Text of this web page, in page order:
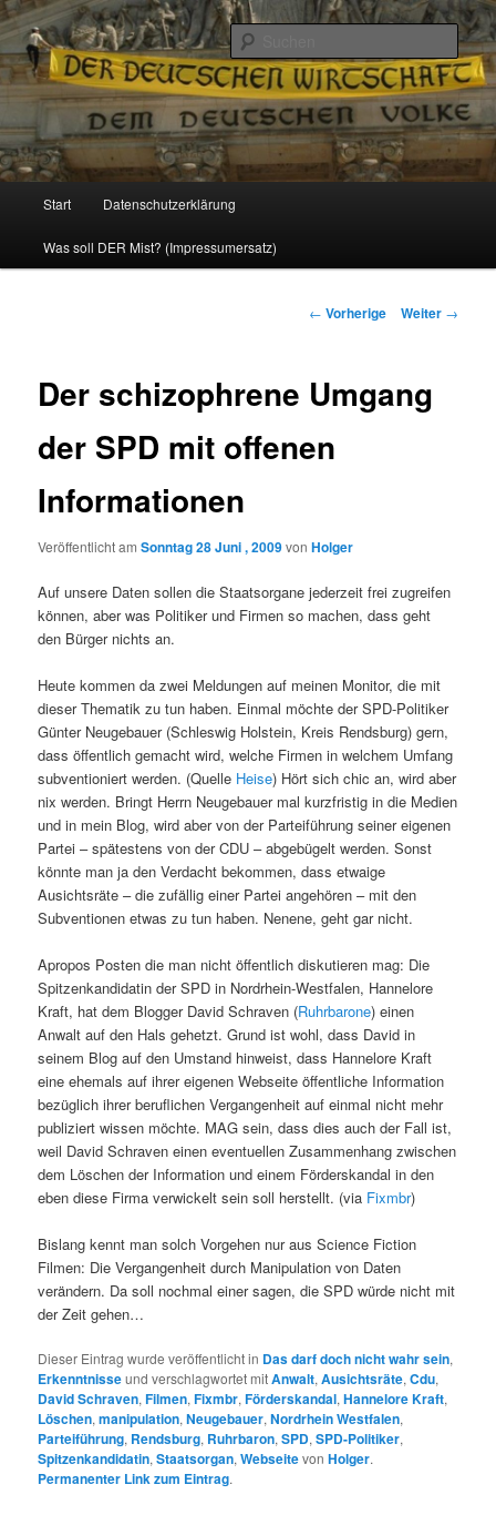
Reizzentrum
Politik, Wirtschaft, Soziales und Gesellschaft
Zum
Inhalt
Start Datenschutzerklärung
Was soll DER Mist? (Impressumersatz)
Beitrags-
← Vorherige Weiter →
Der schizophrene Umgang
der SPD mit offenen
Informationen
Veröffentlicht amSonntag 28 Juni , 2009vonHolger
Auf unsere Daten sollen die Staatsorgane jederzeit frei zugreifen
können, aber was Politiker und Firmen so machen, dass geht
den Bürger nichts an.
Heute kommen da zwei Meldungen auf meinen Monitor, die mit
dieser Thematik zu tun haben. Einmal möchte der SPD-Politiker
Günter Neugebauer (Schleswig Holstein, Kreis Rendsburg) gern,
dass öffentlich gemacht wird, welche Firmen in welchem Umfang
subventioniert werden. (Quelle Heise) Hört sich chic an, wird aber
nix werden. Bringt Herrn Neugebauer mal kurzfristig in die Medien
und in mein Blog, wird aber von der Parteiführung seiner eigenen
Partei – spätestens von der CDU – abgebügelt werden. Sonst
könnte man ja den Verdacht bekommen, dass etwaige
Ausichtsräte – die zufällig einer Partei angehören – mit den
Subventionen etwas zu tun haben. Nenene, geht gar nicht.
Apropos Posten die man nicht öffentlich diskutieren mag: Die
Spitzenkandidatin derSPD in Nordrhein-Westfalen, Hannelore
Kraft, hat dem Blogger David Schraven (Ruhrbarone) einen
Anwalt auf den Hals gehetzt. Grund ist wohl, dass David in
seinem Blog auf den Umstand hinweist, dass Hannelore Kraft
eine ehemals auf ihrer eigenen Webseite öffentliche Information
bezüglich ihrer beruflichen Vergangenheit auf einmal nicht mehr
publiziert wissen möchte. MAG sein, dass dies auch der Fall ist,
weil David Schraven einen eventuellen Zusammenhang zwischen
dem Löschen der Information und einem Förderskandal in den
eben diese Firma verwickelt sein soll herstellt. (via Fixmbr)
Bislang kennt man solch Vorgehen nur aus Science Fiction
Filmen: Die Vergangenheit durch Manipulation von Daten
verändern. Da soll nochmal einer sagen, die SPD würde nicht mit
der Zeit gehen…
Dieser Eintrag wurde veröffentlicht in Das darf doch nicht wahr sein,
Erkenntnisseund verschlagwortet mitAnwalt,Ausichtsräte,Cdu,
David Schraven,Filmen,Fixmbr,Förderskandal,Hannelore Kraft,
Löschen,manipulation,Neugebauer,Nordrhein Westfalen,
Parteiführung, Rendsburg, Ruhrbaron,SPD,SPD-Politiker,
Spitzenkandidatin,Staatsorgan,WebseitevonHolger.
Permanenter Link zum Eintrag.